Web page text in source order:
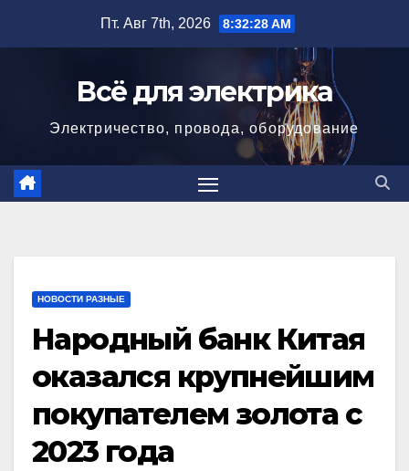
Пт. Авг 7th, 2026 8:32:29 AM
Всё для электрика
Электричество, провода, оборудование
НОВОСТИ РАЗНЫЕ
Народный банк Китая
оказался крупнейшим
покупателем золота с
2023 года